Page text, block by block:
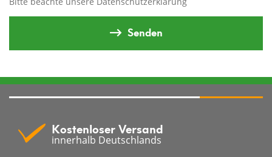
Senden
Kostenloser Versand
innerhalb Deutschlands